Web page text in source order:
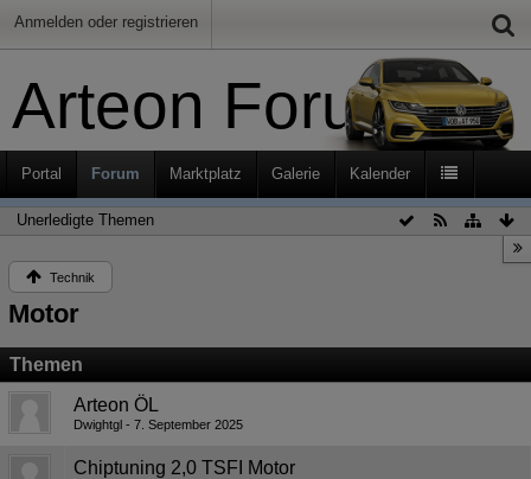
Anmelden oder registrieren
Arteon Forum
Portal Forum Marktplatz Galerie Kalender
Unerledigte Themen
Technik
Motor
Themen
Arteon ÖL
Dwightgl 7. September 2025
Chiptuning 2,0 TSFI Motor